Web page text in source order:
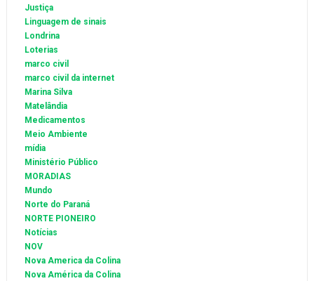
Justiça
Linguagem de sinais
Londrina
Loterias
marco civil
marco civil da internet
Marina Silva
Matelândia
Medicamentos
Meio Ambiente
mídia
Ministério Público
MORADIAS
Mundo
Norte do Paraná
NORTE PIONEIRO
Notícias
NOV
Nova America da Colina
Nova América da Colina